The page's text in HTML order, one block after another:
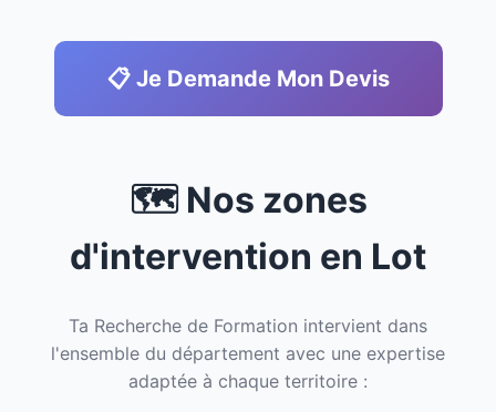
📋 Je Demande Mon Devis
🗺️ Nos zones
d'intervention en Lot
Ta Recherche de Formation intervient dans
l'ensemble du département avec une expertise
adaptée à chaque territoire :